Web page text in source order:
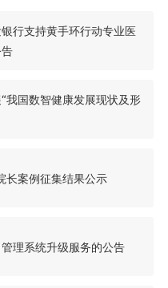
行支持黄手环行动专业医
我国数智健康发展现状及形
长案例征集结果公示
理系统升级服务的公告